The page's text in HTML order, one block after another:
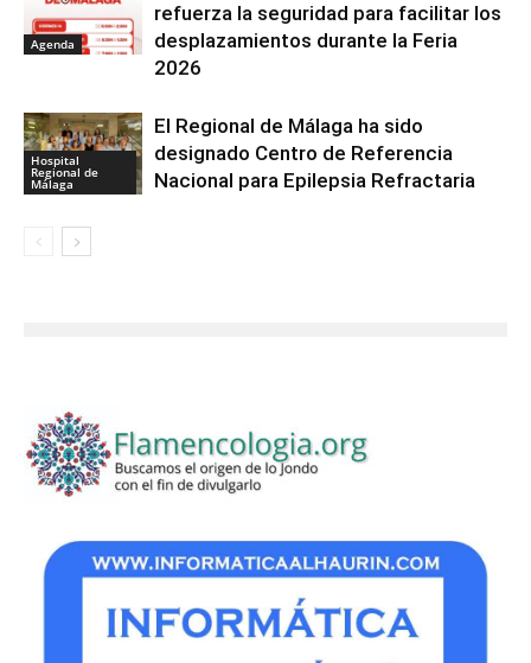
Agenda
refuerza la seguridad para facilitar los
desplazamientos durante la Feria
2026
Hospital
Regional de
Málaga
El Regional de Málaga ha sido
designado Centro de Referencia
Nacional para Epilepsia Refractaria